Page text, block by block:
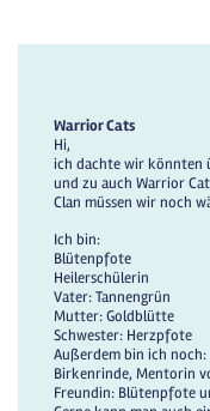
Warrior Cats
Hi,
ich dachte wir könnten
und zu auch Warrior
Clan müssen wir noch
Ich bin:
Blütenpfote
Heilerschülerin
Vater: Tannengrün
Mutter: Goldblütte
Schwester: Herzpfote
Außerdem bin ich noch:
Birkenrinde, Mentorin
Freundin: Blütenpfote